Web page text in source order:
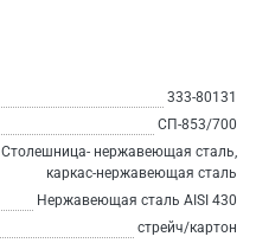
333-80131
СП-853/700
Столешница- нержавеющая сталь,
каркас-нержавеющая сталь
Нержавеющая сталь AISI 430
стрейч/картон